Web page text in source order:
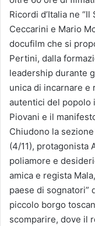
Ricordi d’Italia ne
Ceccarini e Mario
docufilm che si
Pertini, dalla
leadership durante
unica di incarnare e
autentici del popolo
Piovani e il
Chiudono la
(4/11), protagonista
poliamore e
amica e regista
paese di sognatori”
piccolo borgo
scomparire, dove il